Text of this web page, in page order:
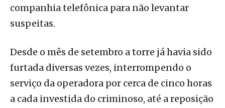
companhia telefônica para não levantar
suspeitas.
Desde o mês de setembro a torre já havia sido
furtada diversas vezes, interrompendo o
serviço da operadora por cerca de cinco horas
a cada investida do criminoso, até a reposição